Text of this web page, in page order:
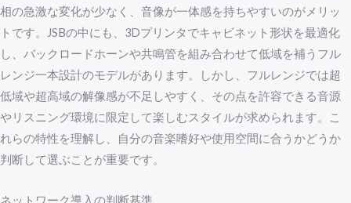
相の急激な変化が少なく、音像が一体感を持ちやすいのがメリッ
トです。JSBの中にも、3Dプリンタでキャビネット形状を最適化
し、バックロードホーンや共鳴管を組み合わせて低域を補うフル
レンジ一本設計のモデルがあります。しかし、フルレンジでは超
低域や超高域の解像感が不足しやすく、その点を許容できる音源
やリスニング環境に限定して楽しむスタイルが求められます。こ
れらの特性を理解し、自分の音楽嗜好や使用空間に合うかどうか
判断して選ぶことが重要です。